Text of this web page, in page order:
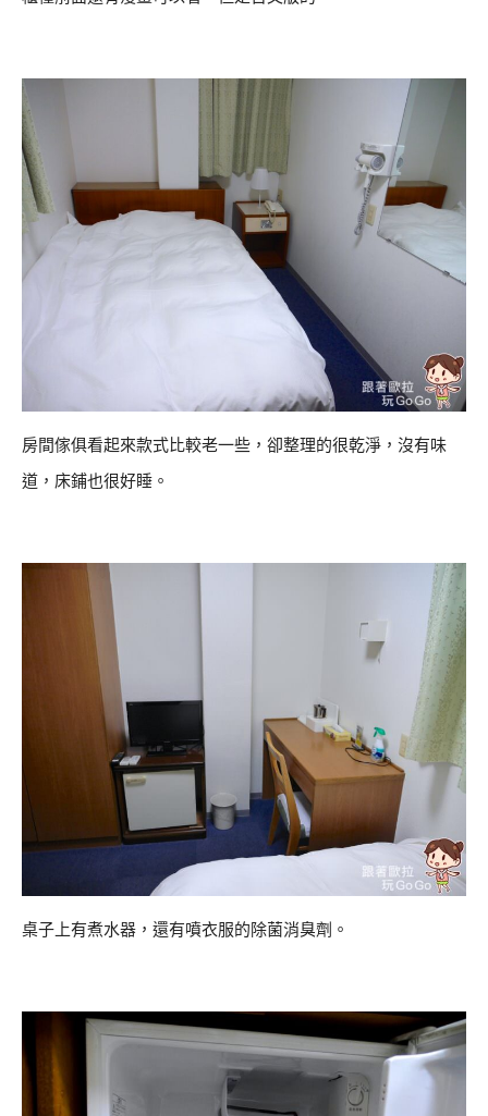
房間傢俱看起來款式比較老一些，卻整理的很乾淨，沒有味
道，床鋪也很好睡。
桌子上有煮水器，還有噴衣服的除菌消臭劑。